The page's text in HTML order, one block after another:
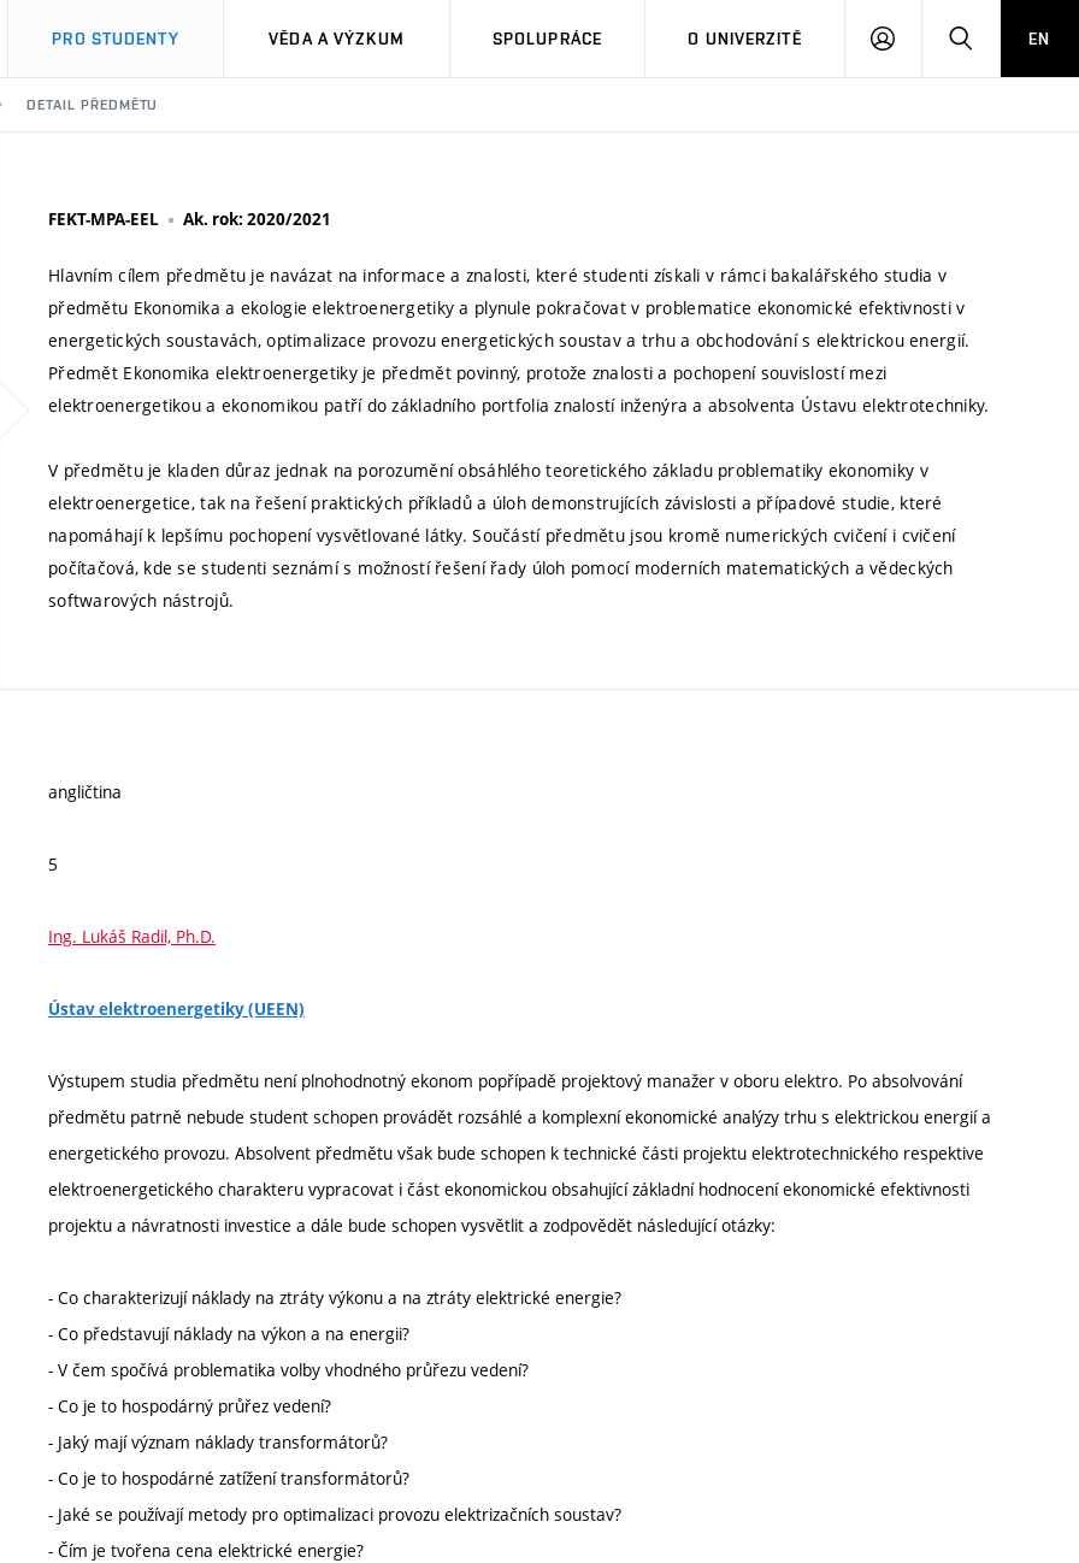
PRO STUDENTY VĚDA A VÝZKUM SPOLUPRÁCE O UNIVERZITĚ
PŘIHLÁSIT HLEDATEN
DETAIL PŘEDMĚTU
FEKT-MPA-EEL Ak. rok: 2020/2021
Hlavním cílem předmětu je navázat na informace a znalosti, které studenti získali v rámci bakalářského studia v
předmětu Ekonomika a ekologie elektroenergetiky a plynule pokračovat v problematice ekonomické efektivnosti v
energetických soustavách, optimalizace provozu energetických soustav a trhu a obchodování s elektrickou energií.
Předmět Ekonomika elektroenergetiky je předmět povinný, protože znalosti a pochopení souvislostí mezi
elektroenergetikou a ekonomikou patří do základního portfolia znalostí inženýra a absolventa Ústavu elektrotechniky.
V předmětu je kladen důraz jednak na porozumění obsáhlého teoretického základu problematiky ekonomiky v
elektroenergetice, tak na řešení praktických příkladů a úloh demonstrujících závislosti a případové studie, které
napomáhají k lepšímu pochopení vysvětlované látky. Součástí předmětu jsou kromě numerických cvičení i cvičení
počítačová, kde se studenti seznámí s možností řešení řady úloh pomocí moderních matematických a vědeckých
softwarových nástrojů.
angličtina
5
Ing. Lukáš Radil, Ph.D.
Ústav elektroenergetiky (UEEN)
Výstupem studia předmětu není plnohodnotný ekonom popřípadě projektový manažer v oboru elektro. Po absolvování
předmětu patrně nebude student schopen provádět rozsáhlé a komplexní ekonomické analýzy trhu s elektrickou energií a
energetického provozu. Absolvent předmětu však bude schopen k technické části projektu elektrotechnického respektive
elektroenergetického charakteru vypracovat i část ekonomickou obsahující základní hodnocení ekonomické efektivnosti
projektu a návratnosti investice a dále bude schopen vysvětlit a zodpovědět následující otázky:
- Co charakterizují náklady na ztráty výkonu a na ztráty elektrické energie?
- Co představují náklady na výkon a na energii?
- V čem spočívá problematika volby vhodného průřezu vedení?
- Co je to hospodárný průřez vedení?
- Jaký mají význam náklady transformátorů?
- Co je to hospodárné zatížení transformátorů?
- Jaké se používají metody pro optimalizaci provozu elektrizačních soustav?
- Čím je tvořena cena elektrické energie?